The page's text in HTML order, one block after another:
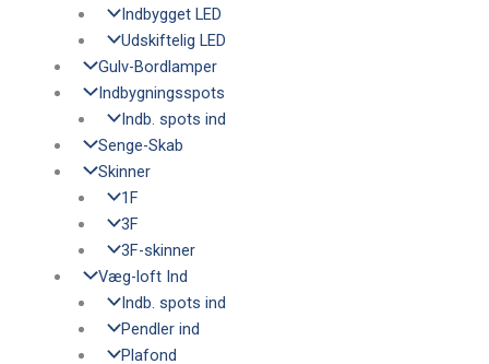
Indbygget LED
Udskiftelig LED
Gulv-Bordlamper
Indbygningsspots
Indb. spots ind
Senge-Skab
Skinner
1F
3F
3F-skinner
Væg-loft Ind
Indb. spots ind
Pendler ind
Plafond